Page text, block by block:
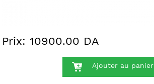
Prix: 10900.00 DA
Ajouter au panier